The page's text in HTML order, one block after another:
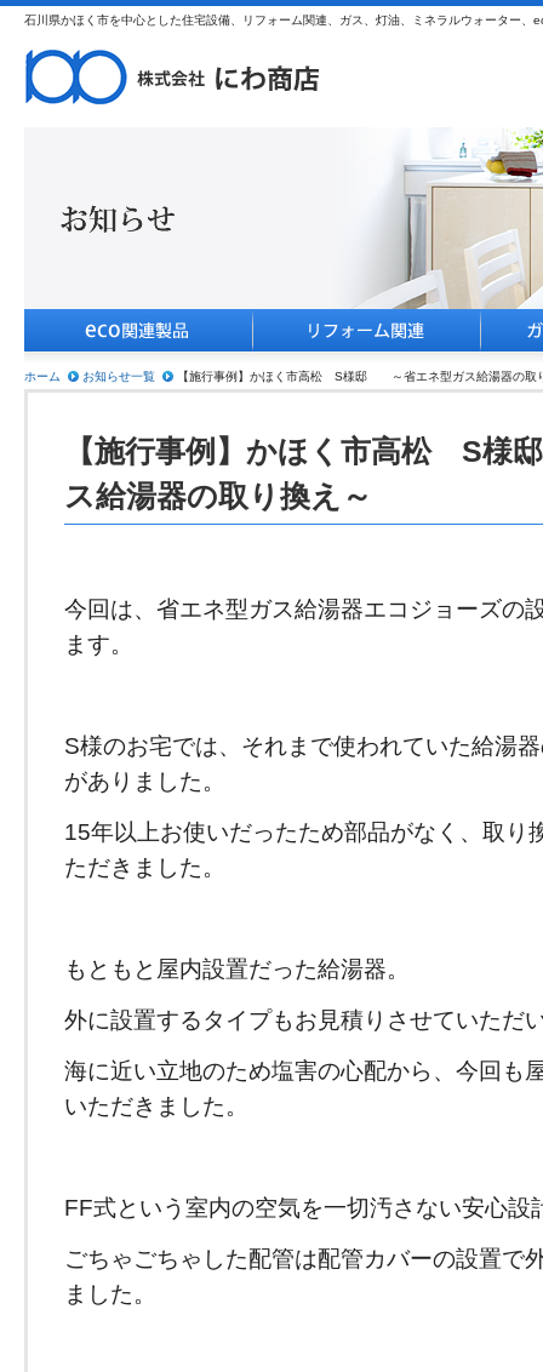
石川県かほく市を中心とした住宅設備、リフォーム関連、ガス、灯油、ミネラルウォーター、
ホーム お知らせ一覧 【施行事例】かほく市高松 S様邸 ～省エネ型ガス給湯器の取
【施行事例】かほく市高松 S
ス給湯器の取り換え～
今回は、省エネ型ガス給湯器エコジョーズの
ます。
S様のお宅では、それまで使われていた給湯
がありました。
15年以上お使いだったため部品がなく、取り
ただきました。
もともと屋内設置だった給湯器。
外に設置するタイプもお見積りさせていただ
海に近い立地のため塩害の心配から、今回も
いただきました。
FF式という室内の空気を一切汚さない安心設
ごちゃごちゃした配管は配管カバーの設置で
ました。